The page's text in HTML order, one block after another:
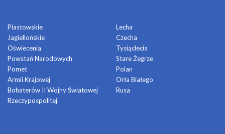
Piastowskie
Jagiellońskie
Oświecenia
Powstań Narodowych
Pomet
Armii Krajowej
Bohaterów II Wojny Światowej
Rzeczypospolitej
Lecha
Czecha
Tysiąclecia
Stare Żegrze
Polan
Orła Białego
Rusa